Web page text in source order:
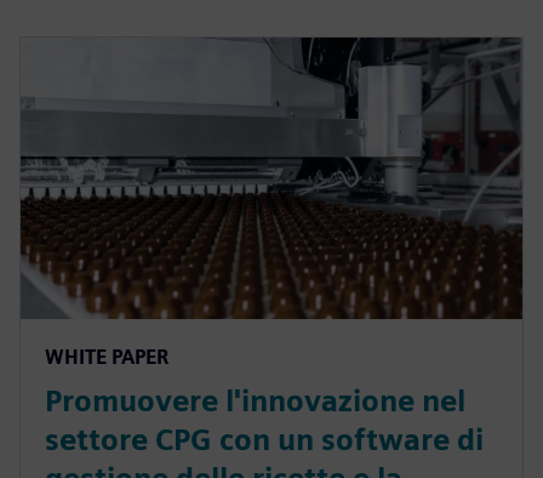
WHITE PAPER
Promuovere l'innovazione nel
settore CPG con un software di